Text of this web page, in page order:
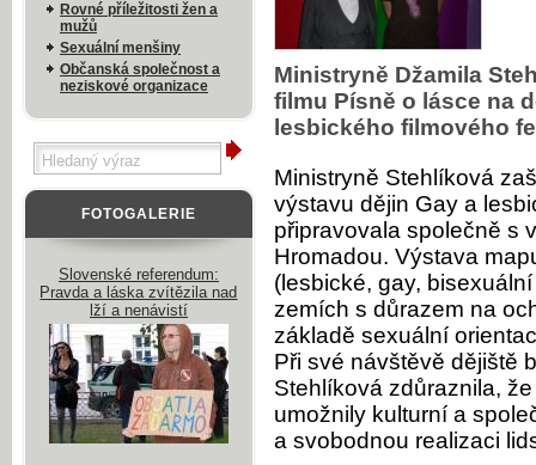
Ministryně Džamila
filmu Písně o lásce na
lesbického filmového
Ministryně Stehlíková
výstavu dějin Gay a
připravovala společně s
Hromadou. Výstava
(lesbické, gay,
zemích s důrazem na
základě sexuální
Při své návštěvě dějiště
Stehlíková zdůraznila,
umožnily kulturní a
a svobodnou realizaci
Rovné příležitosti žen a
mužů
Sexuální menšiny
Občanská společnost a
neziskové organizace
FOTOGALERIE
Slovenské referendum:
Pravda a láska zvítězila nad
lží a nenávistí